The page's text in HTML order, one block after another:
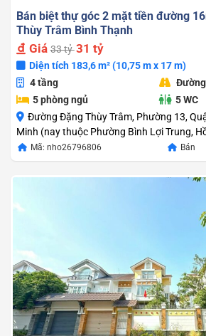
Bán biệt thự góc 2 mặt tiền đường
Thùy Trâm Bình Thạnh
Giá33 tỷ31 tỷ
Diện tích 183,6 m² (10,75 m x 17 m)
4 tầng
5 phòng ngủ
5 WC
Đường Đặng Thùy Trâm, Phường 13,
Minh (nay thuộc Phường Bình Lợi Trung,
Mã: nho26796806 Bán